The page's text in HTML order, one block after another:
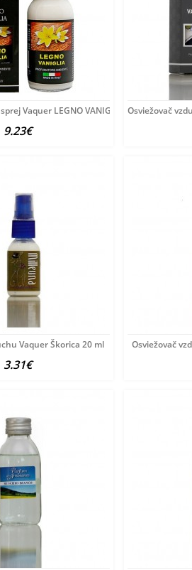
Vaquer LEGNO VANIGLIA (vanilkové
9.23€
Osviežovač
Vaquer Škorica 20 ml
3.31€
Osviežovač